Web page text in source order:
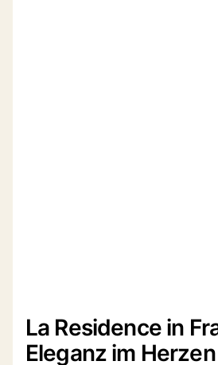
La Residence in
Eleganz im